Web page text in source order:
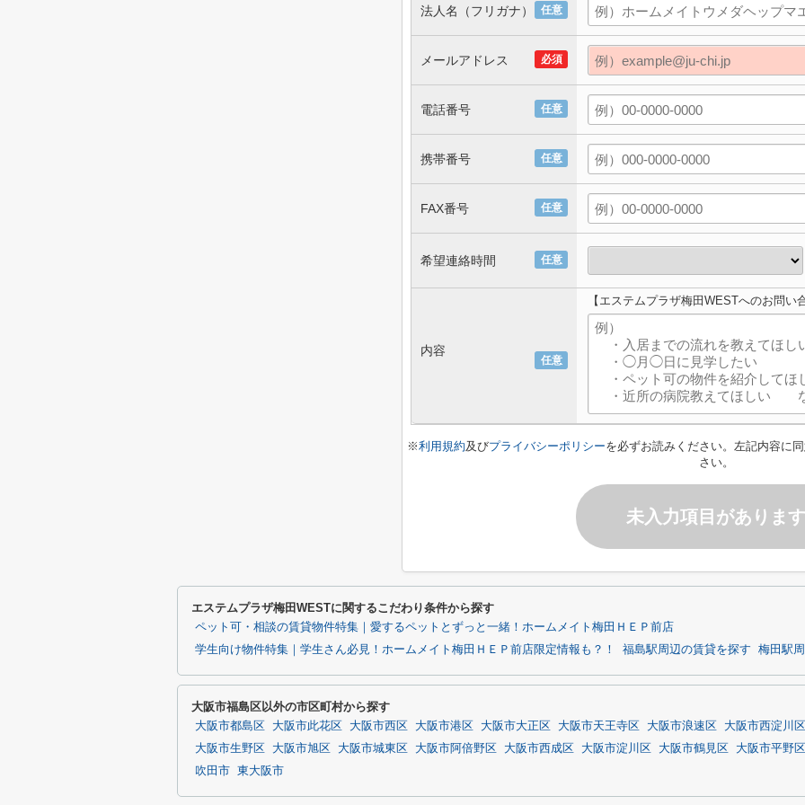
任意
法人名（フリガナ）
必須
メールアドレス
任意
電話番号
任意
携帯番号
任意
FAX番号
任意
希望連絡時間
任意
内容
【エステムプラザ梅田WESTへのお問い
※利用規約及びプライバシーポリシーを必ずお読みください。左記内容に
さい。
未入力項目があります
エステムプラザ梅田WESTに関するこだわり条件から探す
ペット可・相談の賃貸物件特集｜愛するペットとずっと一緒！ホームメイト梅田ＨＥＰ前店
学生向け物件特集｜学生さん必見！ホームメイト梅田ＨＥＰ前店限定情報も？！
福島駅周辺の賃貸を探す 梅田駅
大阪市福島区以外の市区町村から探す
大阪市都島区 大阪市此花区 大阪市西区 大阪市港区 大阪市大正区 大阪市天王寺区 大阪市浪速区
大阪市西淀川区
大阪市生野区
大阪市旭区 大阪市城東区 大阪市阿倍野区 大阪市西成区 大阪市淀川区 大阪市鶴見区
大阪市平野区
吹田市 東大阪市